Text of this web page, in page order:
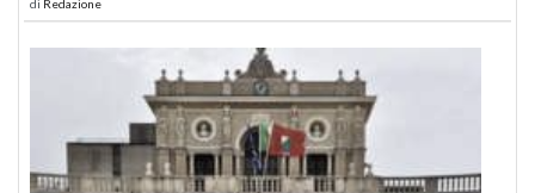
di Redazione